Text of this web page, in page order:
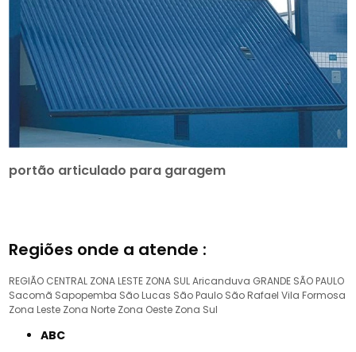
portão articulado para garagem
Regiões onde a atende :
REGIÃO CENTRAL ZONA LESTE ZONA SULAricanduva GRANDE SÃO PAULO
Sacomã Sapopemba São Lucas São Paulo São Rafael Vila Formosa
Zona Leste Zona Norte Zona Oeste Zona Sul
ABC